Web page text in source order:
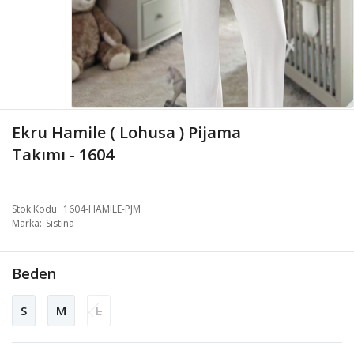
Ekru Hamile ( Lohusa ) Pijama
Takımı - 1604
Stok Kodu 1604-HAMILE-PJM
Marka Sistina
Beden
S M L